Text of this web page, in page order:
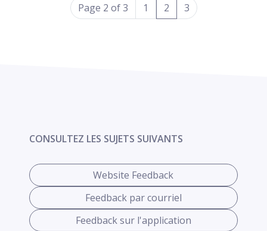
Page 2 of 3 1 2(current)
3
CONSULTEZ LES SUJETS SUIVANTS
Website Feedback
Feedback par courriel
Feedback sur l'application